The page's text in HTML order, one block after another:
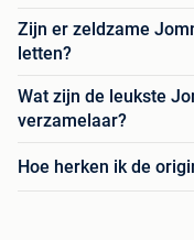
Zijn er zeldzame
letten?
Wat zijn de leukste
verzamelaar?
Hoe herken ik de